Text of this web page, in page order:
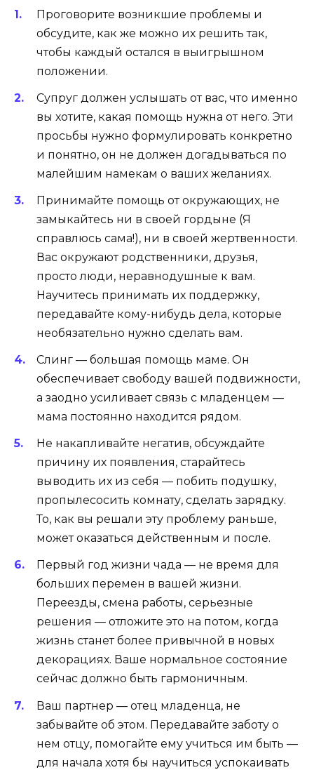
Проговорите возникшие проблемы и
обсудите, как же можно их решить так,
чтобы каждый остался в выигрышном
положении.
Супруг должен услышать от вас, что именно
вы хотите, какая помощь нужна от него. Эти
просьбы нужно формулировать конкретно
и понятно, он не должен догадываться по
малейшим намекам о ваших желаниях.
Принимайте помощь от окружающих, не
замыкайтесь ни в своей гордыне (Я
справлюсь сама!), ни в своей жертвенности.
Вас окружают родственники, друзья,
просто люди, неравнодушные к вам.
Научитесь принимать их поддержку,
передавайте кому-нибудь дела, которые
необязательно нужно сделать вам.
Слинг — большая помощь маме. Он
обеспечивает свободу вашей подвижности,
а заодно усиливает связь с младенцем —
мама постоянно находится рядом.
Не накапливайте негатив, обсуждайте
причину их появления, старайтесь
выводить их из себя — побить подушку,
пропылесосить комнату, сделать зарядку.
То, как вы решали эту проблему раньше,
может оказаться действенным и после.
Первый год жизни чада — не время для
больших перемен в вашей жизни.
Переезды, смена работы, серьезные
решения — отложите это на потом, когда
жизнь станет более привычной в новых
декорациях. Ваше нормальное состояние
сейчас должно быть гармоничным.
Ваш партнер — отец младенца, не
забывайте об этом. Передавайте заботу о
нем отцу, помогайте ему учиться им быть —
для начала хотя бы научиться успокаивать